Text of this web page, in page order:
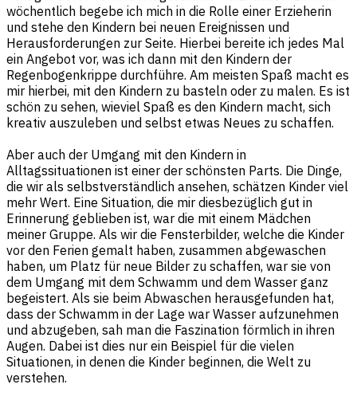
wöchentlich begebe ich mich in die Rolle einer Erzieherin
und stehe den Kindern bei neuen Ereignissen und
Herausforderungen zur Seite. Hierbei bereite ich jedes Mal
ein Angebot vor, was ich dann mit den Kindern der
Regenbogenkrippe durchführe. Am meisten Spaß macht es
mir hierbei, mit den Kindern zu basteln oder zu malen. Es ist
schön zu sehen, wieviel Spaß es den Kindern macht, sich
kreativ auszuleben und selbst etwas Neues zu schaffen.
Aber auch der Umgang mit den Kindern in
Alltagssituationen ist einer der schönsten Parts. Die Dinge,
die wir als selbstverständlich ansehen, schätzen Kinder viel
mehr Wert. Eine Situation, die mir diesbezüglich gut in
Erinnerung geblieben ist, war die mit einem Mädchen
meiner Gruppe. Als wir die Fensterbilder, welche die Kinder
vor den Ferien gemalt haben, zusammen abgewaschen
haben, um Platz für neue Bilder zu schaffen, war sie von
dem Umgang mit dem Schwamm und dem Wasser ganz
begeistert. Als sie beim Abwaschen herausgefunden hat,
dass der Schwamm in der Lage war Wasser aufzunehmen
und abzugeben, sah man die Faszination förmlich in ihren
Augen. Dabei ist dies nur ein Beispiel für die vielen
Situationen, in denen die Kinder beginnen, die Welt zu
verstehen.